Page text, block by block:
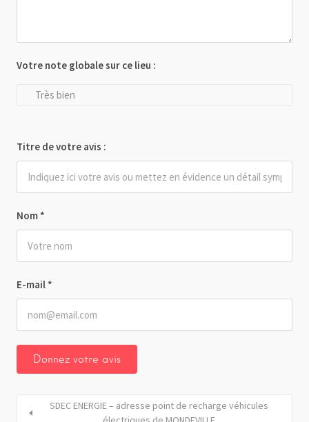
Nom *
E-mail *
Votre note globale sur ce lieu :
Très bien
Titre de votre avis :
SDEC ENERGIE – adresse point de recharge véhicules